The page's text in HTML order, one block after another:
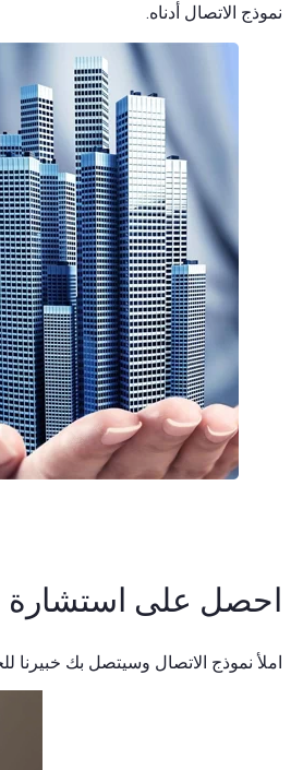
نموذج الاتصال أدناه.
احصل على استشارة
املأ نموذج الاتصال وسيتصل بك